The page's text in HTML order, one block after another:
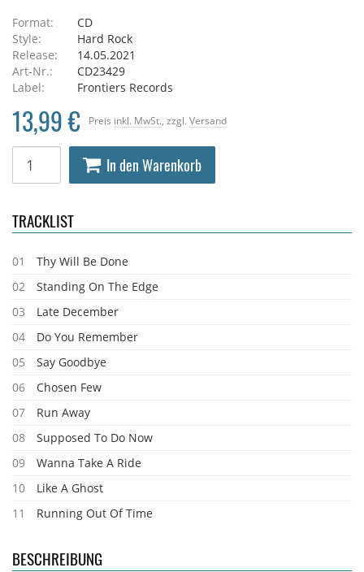
Format:
CD
Style:
Hard Rock
Release:
14.05.2021
Art-Nr.:
CD23429
Label:
Frontiers Records
Preis inkl. MwSt. , zzgl. Versand
13,99 €
In den Warenkorb
TRACKLIST
01
Thy Will Be Done
02
Standing On The Edge
03
Late December
04
Do You Remember
05
Say Goodbye
06
Chosen Few
07
Run Away
08
Supposed To Do Now
09
Wanna Take A Ride
10
Like A Ghost
11
Running Out Of Time
BESCHREIBUNG